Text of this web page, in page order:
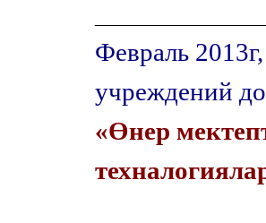
Февраль
учреждений
«Өнер